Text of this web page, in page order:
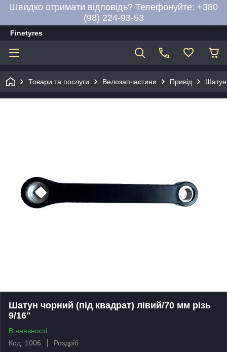
Швидко отримати відповідь? Телефонуйте: +380
(98) 224-93-53
Finetyres
Товари та послуги Велозапчастини Привід
Шатун чорний (під квадрат) лівий/70 мм різь
9/16"
В наявності
Код: 1006
Роздріб